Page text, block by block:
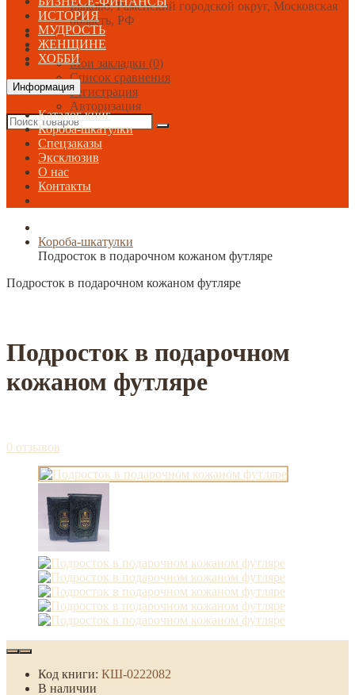
Быково, Раменский городской округ, Московская
область, РФ
Мои закладки (0)
Список сравнения
Регистрация
Авторизация
ИСТОРИЯ
МУДРОСТЬ
ЖЕНЩИНЕ
ХОББИ
Информация
Каталог книг
Короба-шкатулки
Спецзаказы
Эксклюзив
О нас
Контакты
Короба-шкатулки
Подросток в подарочном кожаном футляре
Подросток в подарочном кожаном футляре
Подросток в подарочном
кожаном футляре
0 отзывов
Код книги: КШ-0222082
В наличии